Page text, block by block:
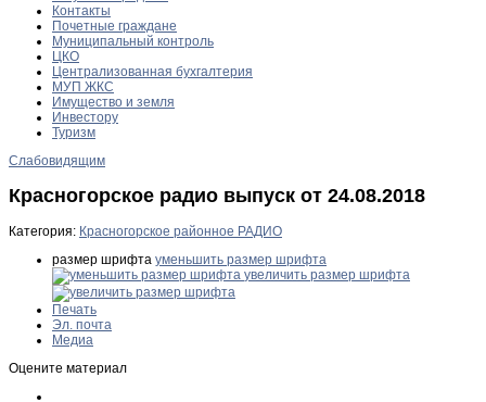
Контакты
Почетные граждане
Муниципальный контроль
ЦКО
Централизованная бухгалтерия
МУП ЖКС
Имущество и земля
Инвестору
Туризм
Слабовидящим
Красногорское радио выпуск от 24.08.2018
Категория: Красногорское районное РАДИО
размер шрифта уменьшить размер шрифта
увеличить размер шрифта
Печать
Эл. почта
Медиа
Оцените материал